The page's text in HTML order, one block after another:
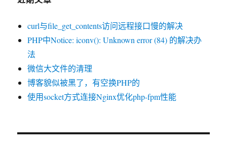
curl与file_get_contents访问远程接口慢的解决
PHP中Notice: iconv(): Unknown error (84) 的解决办
法
微信大文件的清理
博客貌似被黑了，有空换PHP的
使用socket方式连接Nginx优化php-fpm性能